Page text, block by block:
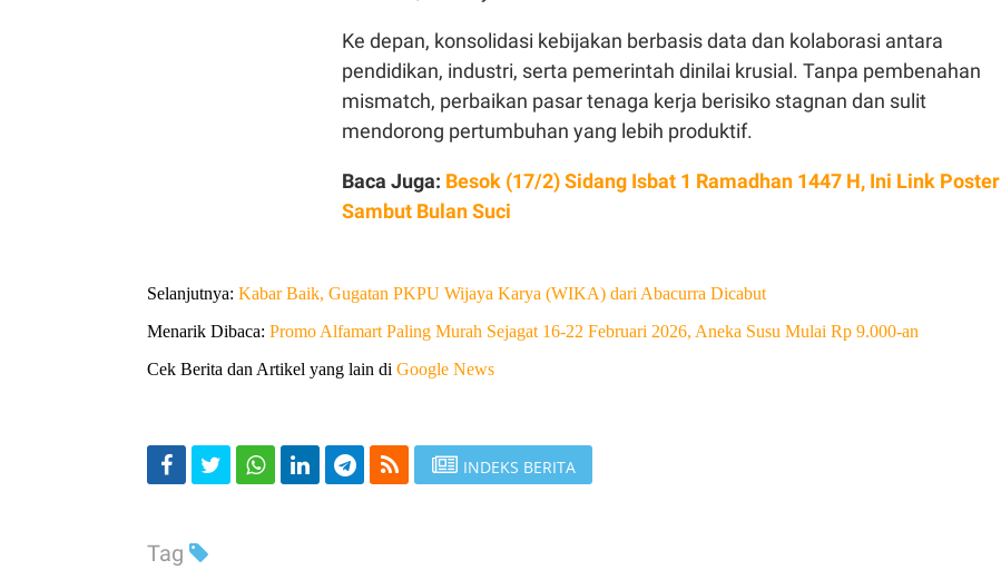
Ke depan, konsolidasi kebijakan berbasis data dan kolaborasi antara
pendidikan, industri, serta pemerintah dinilai krusial. Tanpa pembenahan
mismatch, perbaikan pasar tenaga kerja berisiko stagnan dan sulit
mendorong pertumbuhan yang lebih produktif.
Baca Juga: Besok (17/2) Sidang Isbat 1 Ramadhan 1447 H, Ini Link Poster
Sambut Bulan Suci
Selanjutnya: Kabar Baik, Gugatan PKPU Wijaya Karya (WIKA) dari Abacurra Dicabut
Menarik Dibaca: Promo Alfamart Paling Murah Sejagat 16-22 Februari 2026, Aneka Susu Mulai Rp 9.000-an
Cek Berita dan Artikel yang lain di Google News
INDEKS BERITA
Tag